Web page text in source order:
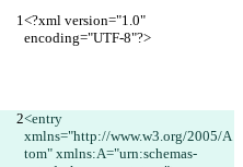
<?xml version="1.0"
encoding="UTF-8"?>
<entry
xmlns="http://www.w3.org/2005/A
tom" xmlns:A="urn:schemas-